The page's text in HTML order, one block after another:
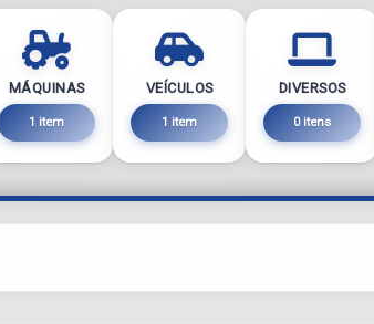
MÁQUINAS
1 item
VEÍCULOS
1 item
DIVERSOS
0 itens